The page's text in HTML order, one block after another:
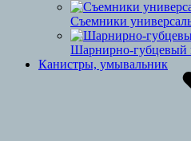
Съемники
Шарнирно-губцевый
Канистры, умывальник